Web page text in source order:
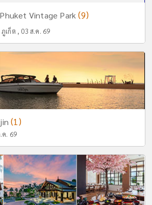
Vintage Park(9)
ภูเก็ต , 03 ส.ค. 69
(1)
ค. 69